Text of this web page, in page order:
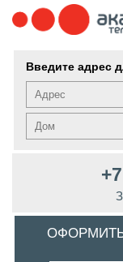
Введите адрес